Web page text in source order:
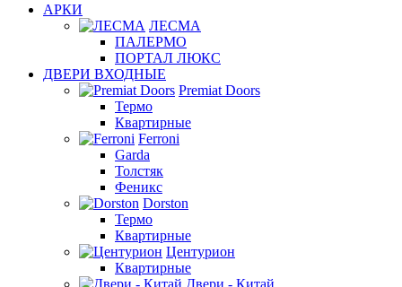
АРКИ
ЛЕСМА
ПАЛЕРМО
ПОРТАЛ ЛЮКС
ДВЕРИ ВХОДНЫЕ
Premiat Doors
Термо
Квартирные
Ferroni
Garda
Толстяк
Феникс
Dorston
Термо
Квартирные
Центурион
Квартирные
Двери - Китай